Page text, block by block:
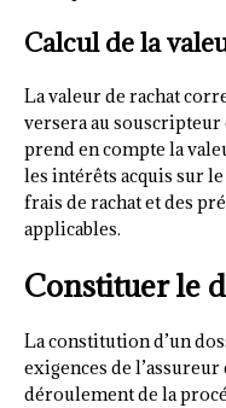
Calcul de la
La valeur de rachat
versera au souscripteur
prend en compte la
les intérêts acquis sur
frais de rachat et des
applicables.
Constituer le
La constitution d’un
exigences de
déroulement de la